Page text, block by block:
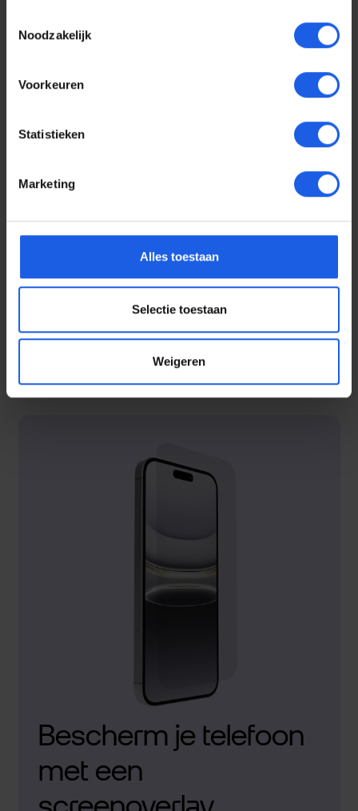
Noodzakelijk
Voorkeuren
Statistieken
Marketing
Alles toestaan
Selectie toestaan
Weigeren
Voor elke telefoon een
oortje
Bescherm je telefoon
met een